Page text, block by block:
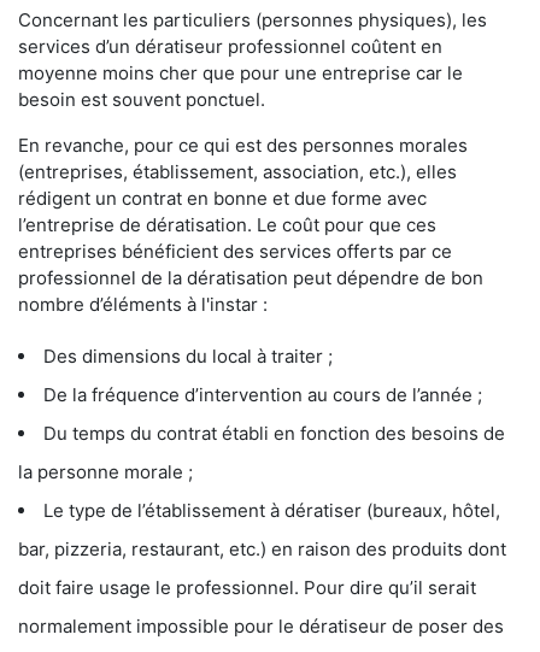
Concernant les particuliers (personnes physiques), les
services d’un dératiseur professionnel coûtent en
moyenne moins cher que pour une entreprise car le
besoin est souvent ponctuel.
En revanche, pour ce qui est des personnes morales
(entreprises, établissement, association, etc.), elles
rédigent un contrat en bonne et due forme avec
l’entreprise de dératisation. Le coût pour que ces
entreprises bénéficient des services offerts par ce
professionnel de la dératisation peut dépendre de bon
nombre d’éléments à l'instar :
Des dimensions du local à traiter ;
De la fréquence d’intervention au cours de l’année ;
Du temps du contrat établi en fonction des besoins de
la personne morale ;
Le type de l’établissement à dératiser (bureaux, hôtel,
bar, pizzeria, restaurant, etc.) en raison des produits dont
doit faire usage le professionnel. Pour dire qu’il serait
normalement impossible pour le dératiseur de poser des